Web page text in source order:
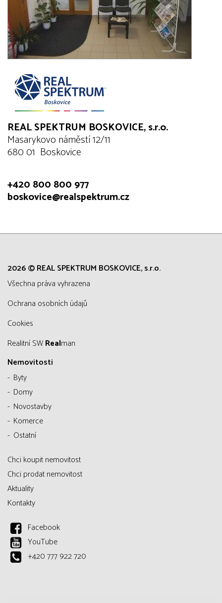
REAL SPEKTRUM BOSKOVICE, s.r.o.
Masarykovo náměstí 12/11
680 01 Boskovice
+420 800 800 977
boskovice@realspektrum.cz
2026 © REAL SPEKTRUM BOSKOVICE, s.r.o.
všechna práva vyhrazena
Ochrana osobních údajů
Cookies
Realitní SWRealman
Nemovitosti
Byty
Domy
Novostavby
Komerce
Ostatní
Chci koupit nemovitost
Chci prodat nemovitost
Aktuality
Kontakty
Facebook
YouTube
+420 777 922 720